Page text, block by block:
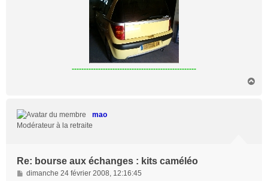
----------------------------------------------------
mao
Modérateur à la retraite
Re: bourse aux échanges : kits caméléo
M
dimanche 24 février 2008, 12:16:45